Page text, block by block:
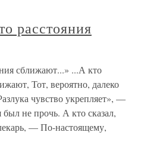
расстояния
сближают...» ...А кто
Тот, вероятно, далеко
чувство укрепляет», —
был не прочь. А кто сказал,
— По-настоящему,